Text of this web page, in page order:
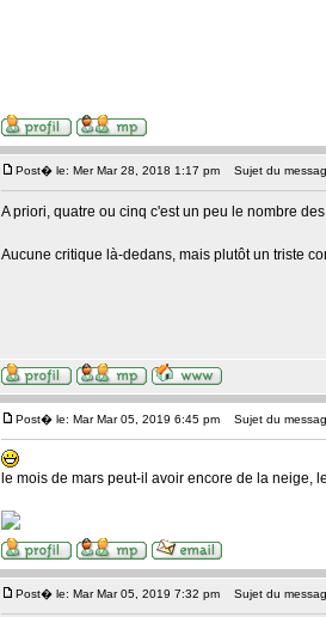
Post� le: Mer Mar 28, 2018 1:17 pm Sujet du
A priori, quatre ou cinq c'est un peu le nombre
Aucune critique là-dedans, mais plutôt un triste
Post� le: Mar Mar 05, 2019 6:45 pm Sujet du
le mois de mars peut-il avoir encore de la neige,
Post� le: Mar Mar 05, 2019 7:32 pm Sujet du